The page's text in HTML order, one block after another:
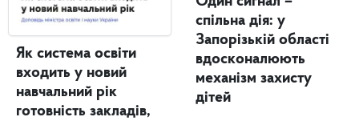
Як система освіти
входить у новий
навчальний рік
готовність закладів,
спільна дія: у
Запорізькій області
вдосконалюють
механізм захисту
дітей